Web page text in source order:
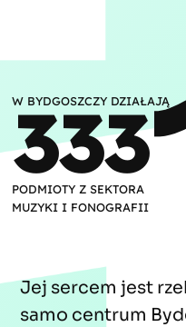
W BYDGOSZCZY DZIAŁAJĄ
333
PODMIOTY Z SEKTORA
MUZYKI I FONOGRAFII
Jej sercem jest
samo centrum